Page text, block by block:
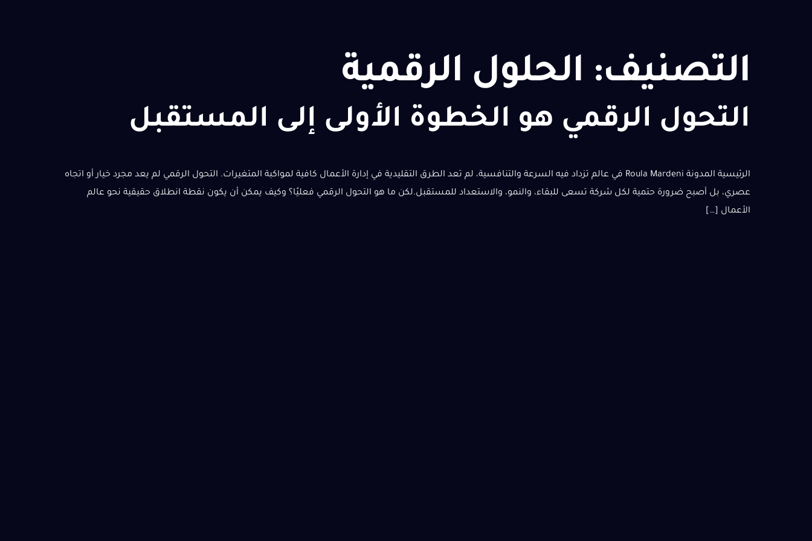
التصنيف: الحلول الرقمية
التحول الرقمي هو الخطوة الأولى إلى المستقبل
الرئيسية المدونة Roula Mardeni في عالم تزداد فيه السرعة والتنافسية، لم تعد الطرق التقليدية في إدارة الأعمال كافية لمواكبة المتغيرات. التحول الرقمي لم يعد مجرد خيار أو اتجاه
عصري، بل أصبح ضرورة حتمية لكل شركة تسعى للبقاء، والنمو، والاستعداد للمستقبل.لكن ما هو التحول الرقمي فعليًا؟ وكيف يمكن أن يكون نقطة انطلاق حقيقية نحو عالم
الأعمال […]